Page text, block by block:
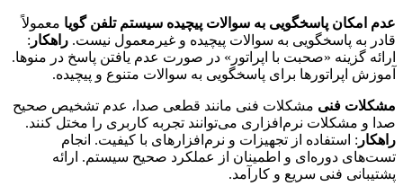
عدم امکان پاسخگویی به سوالات پیچیده سیستم تلفن گویا معمولاً
قادر به پاسخگویی به سوالات پیچیده و غیرمعمول نیست. راهکار :
ارائه گزینه «صحبت با اپراتور» در صورت عدم یافتن پاسخ در منوها.
آموزش اپراتورها برای پاسخگویی به سوالات متنوع و پیچیده.
مشکلات فنی مشکلات فنی مانند قطعی صدا، عدم تشخیص صحیح
صدا و مشکلات نرم‌افزاری می‌توانند تجربه کاربری را مختل کنند.
راهکار : استفاده از تجهیزات و نرم‌افزارهای با کیفیت. انجام
تست‌های دوره‌ای و اطمینان از عملکرد صحیح سیستم. ارائه
پشتیبانی فنی سریع و کارآمد.